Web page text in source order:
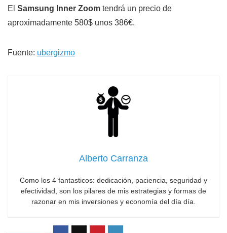
El Samsung Inner Zoom tendrá un precio de
aproximadamente 580$ unos 386€.
Fuente: ubergizmo
Alberto Carranza
Como los 4 fantasticos: dedicación, paciencia, seguridad y
efectividad, son los pilares de mis estrategias y formas de
razonar en mis inversiones y economía del día día.